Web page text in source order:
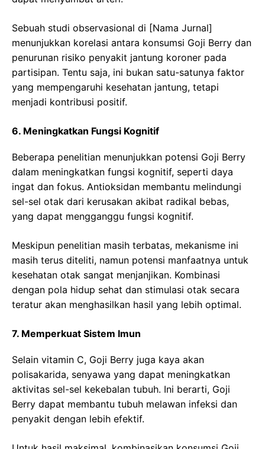
Sebuah studi observasional di [Nama Jurnal]
menunjukkan korelasi antara konsumsi Goji Berry dan
penurunan risiko penyakit jantung koroner pada
partisipan. Tentu saja, ini bukan satu-satunya faktor
yang mempengaruhi kesehatan jantung, tetapi
menjadi kontribusi positif.
6. Meningkatkan Fungsi Kognitif
Beberapa penelitian menunjukkan potensi Goji Berry
dalam meningkatkan fungsi kognitif, seperti daya
ingat dan fokus. Antioksidan membantu melindungi
sel-sel otak dari kerusakan akibat radikal bebas,
yang dapat mengganggu fungsi kognitif.
Meskipun penelitian masih terbatas, mekanisme ini
masih terus diteliti, namun potensi manfaatnya untuk
kesehatan otak sangat menjanjikan. Kombinasi
dengan pola hidup sehat dan stimulasi otak secara
teratur akan menghasilkan hasil yang lebih optimal.
7. Memperkuat Sistem Imun
Selain vitamin C, Goji Berry juga kaya akan
polisakarida, senyawa yang dapat meningkatkan
aktivitas sel-sel kekebalan tubuh. Ini berarti, Goji
Berry dapat membantu tubuh melawan infeksi dan
penyakit dengan lebih efektif.